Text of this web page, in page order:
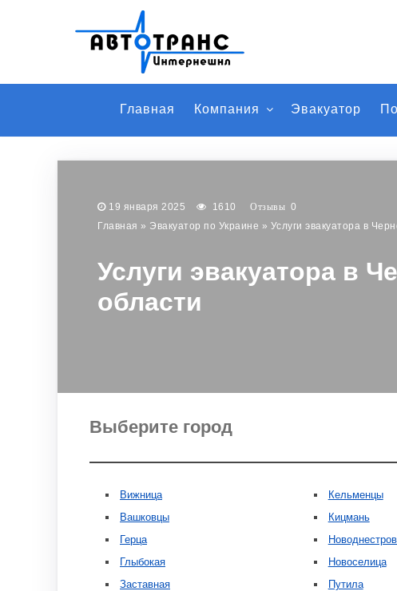
Главная Компания Эвакуатор
19 января 2025 1610
0
Главная » Эвакуатор по Украине » Услуги эвакуатора в
Услуги эвакуатора в
области
Выберите город
Вижница
Вашковцы
Герца
Глыбокая
Заставная
Кельменцы
Кицмань
Новоселица
Путила